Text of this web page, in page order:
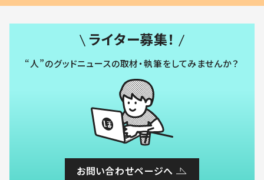
ライター募集！
“人”のグッドニュースの取材・執筆をしてみませんか？
お問い合わせページへ